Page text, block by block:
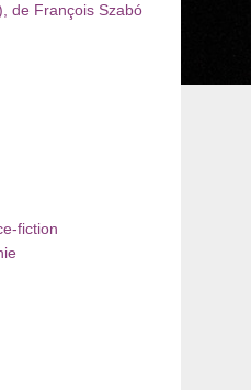
de François Szabó
fiction